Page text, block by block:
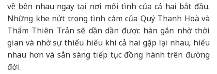
về bên nhau ngay tại nơi mối tình của cả hai bắt đầu.
Những khe nứt trong tình cảm của Quý Thanh Hoà và
Thẩm Thiên Trản sẽ dần dần được hàn gắn nhờ thời
gian và nhờ sự thiếu hiểu khi cả hai gặp lại nhau, hiểu
nhau hơn và sẵn sàng tiếp tục đồng hành trên đường
đời.